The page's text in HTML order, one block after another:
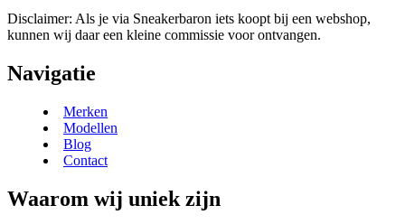
Disclaimer: Als je via Sneakerbaron iets koopt bij een webshop,
kunnen wij daar een kleine commissie voor ontvangen.
Navigatie
Merken
Modellen
Blog
Contact
Waarom wij uniek zijn